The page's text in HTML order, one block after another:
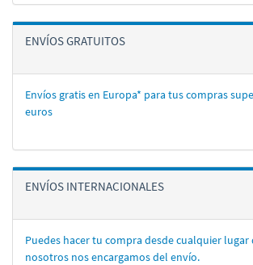
ENVÍOS GRATUITOS
Envíos gratis en Europa* para tus compras
euros
ENVÍOS INTERNACIONALES
Puedes hacer tu compra desde cualquier
nosotros nos encargamos del enví­o.